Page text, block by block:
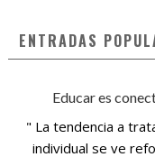
ENTRADAS
Educar es
" La tendencia a
individual se ve